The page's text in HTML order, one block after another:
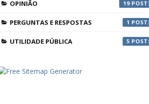
OPINIÃO 19
PERGUNTAS E RESPOSTAS 1
UTILIDADE PÚBLICA 5